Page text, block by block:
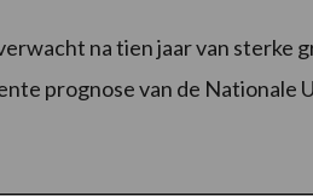
na tien jaar van sterke
prognose van de Nationale